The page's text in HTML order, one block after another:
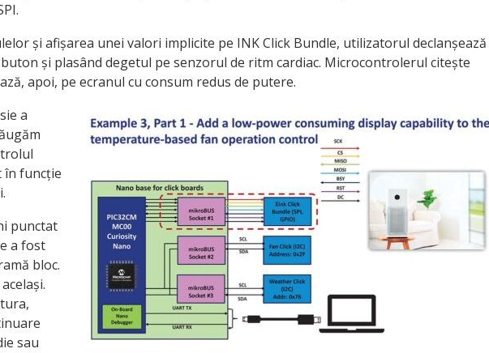
și afișarea unei valori implicite pe INK Click Bundle, utilizatorul declanșează
și plasând degetul pe senzorul de ritm cardiac. Microcontrolerul citește
apoi, pe ecranul cu consum redus de putere.
a
în funcție
punctat
a fost
bloc.
sau